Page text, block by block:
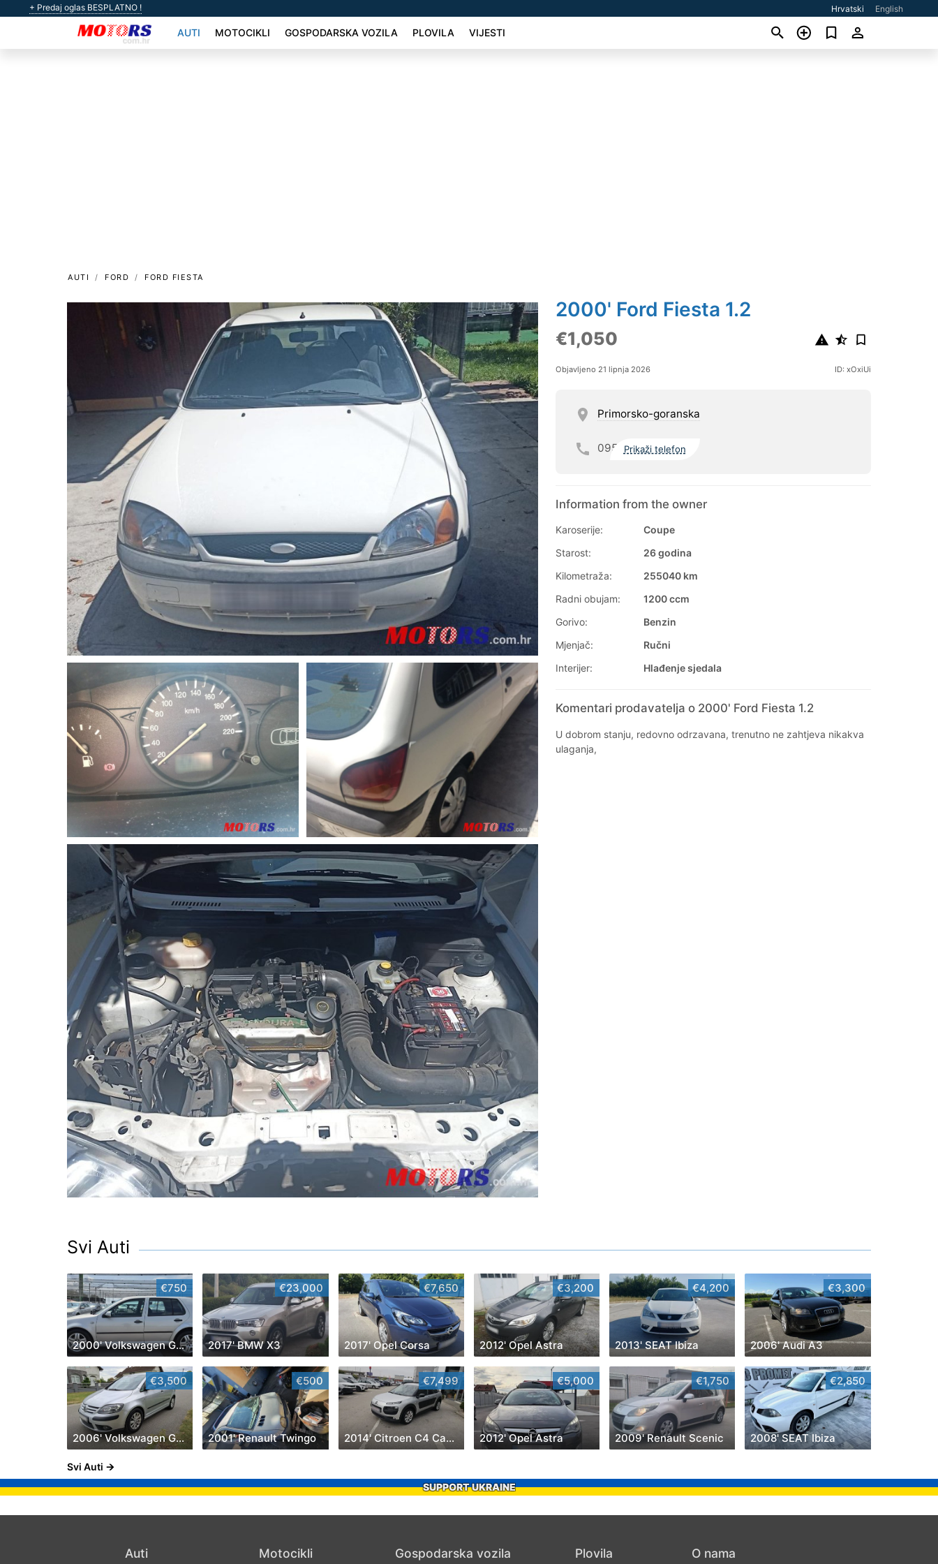
+ Predaj oglas BESPLATNO ! Hrvatski English
AUTI MOTOCIKLI GOSPODARSKA VOZILA PLOVILA VIJESTI
AUTI FORD FORD FIESTA
2000' Ford Fiesta 1.2
€1,050
Objavljeno 21 lipnja 2026 ID: xOxiUi
Primorsko-goranska
095 Prikaži telefon
Information from the owner
Karoserije:
Coupe
Starost:
26 godina
Kilometraža:
255040 km
Radni obujam:
1200 ccm
Gorivo:
Benzin
Mjenjač:
Ručni
Interijer:
Hlađenje sjedala
Komentari prodavatelja o 2000' Ford Fiesta 1.2
U dobrom stanju, redovno odrzavana, trenutno ne zahtjeva nikakva
ulaganja,
Svi Auti
€750
2000' Volkswagen Golf IV
€23,000
2017' BMW X3
€7,650
2017' Opel Corsa
€3,200
2012' Opel Astra
€4,200
2013' SEAT Ibiza
€3,300
2006' Audi A3
€3,500
2006' Volkswagen Golf Plus
€500
2001' Renault Twingo
€7,499
2014' Citroen C4 Cactus
€5,000
2012' Opel Astra
€1,750
2009' Renault Scenic
€2,850
2008' SEAT Ibiza
Svi Auti
SUPPORT UKRAINE
Auti Motocikli Gospodarska vozila Plovila O nama